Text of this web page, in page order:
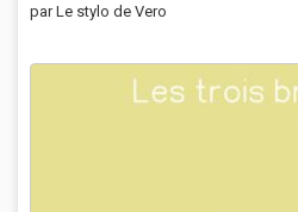
par Le stylo de Vero